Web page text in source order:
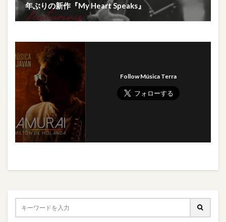
年ぶりの新作『My Heart Speaks』
Follow Música Terra